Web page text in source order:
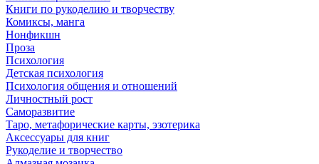
Книги по рукоделию и творчеству
Комиксы, манга
Нонфикшн
Проза
Психология
Детская психология
Психология общения и отношений
Личностный рост
Саморазвитие
Таро, метафорические карты, эзотерика
Аксессуары для книг
Рукоделие и творчество